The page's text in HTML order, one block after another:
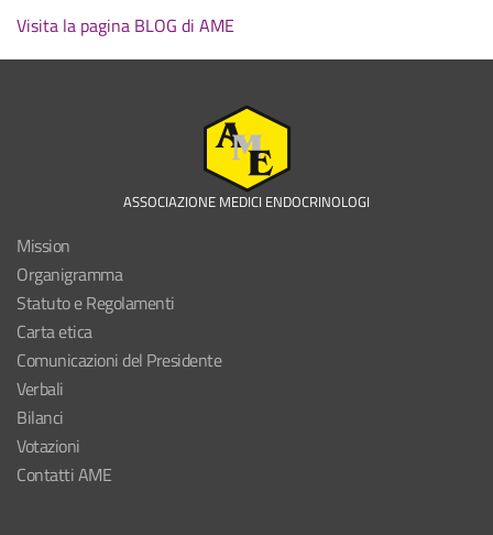
Visita la pagina BLOG di AME
ASSOCIAZIONE MEDICI ENDOCRINOLOGI
Mission
Organigramma
Statuto e Regolamenti
Carta etica
Comunicazioni del Presidente
Verbali
Bilanci
Votazioni
Contatti AME